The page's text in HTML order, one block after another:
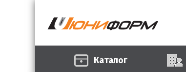
Каталог